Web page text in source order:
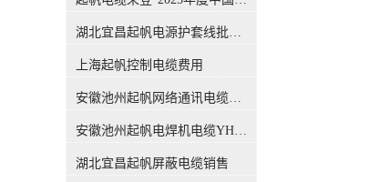
这个概念，我们能知道，这个
线电缆#的规格，仅仅是规格
和文件上的表示。 电缆导体的
【实际】截面积实际截面积：
它指的是导体的实际截面积，
也就是大家用千分尺测量出的
吗？前不久，权威机构CQC出
具的一份报告，引发了行业的
扰很多人的问题，有了这份报
这个给客户解释了。CQC是什
（CQC）是经*机构编制批
准，由国家质量监督检验检疫
总局设立，委托国家认监委管
湖北宜昌起帆电源护套线批发价格
上海起帆控制电缆费用
安徽池州起帆网络通讯电缆销售
安徽池州起帆电焊机电缆YH生产厂家
湖北宜昌起帆屏蔽电缆销售